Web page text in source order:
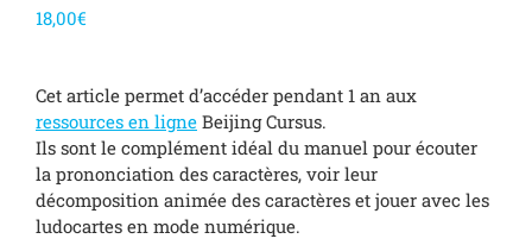
18,00€
Cet article permet d’accéder pendant 1 an aux
ressources en ligne Beijing Cursus.
Ils sont le complément idéal du manuel pour écouter
la prononciation des caractères, voir leur
décomposition animée des caractères et jouer avec les
ludocartes en mode numérique.